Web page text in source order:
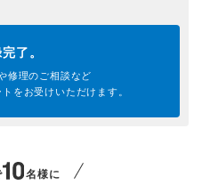
了。
修理のご相談など
を お受けいただけます。
名様に